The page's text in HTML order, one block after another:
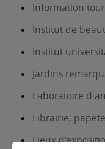
Information
Institut de
Institut
Jardins
Laboratoire d
Librairie,
Lieux